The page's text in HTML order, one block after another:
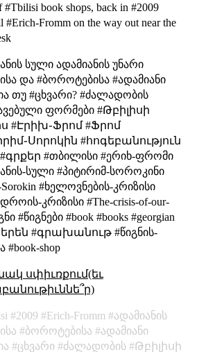
#Tbilisi book shops, back in #2009
#Erich-Fromm on the way out near the
სულიადამიანის უნარი
და#ბოროტებისა#ადამიანი
თუ #ცხვარი?#ძალადობის
ფორმები #Թբիլիսի
#Էրիխ֊Ֆրոմ #Ֆրոմ
#հոգեբանություն
#თბილისი #ერიხ-ფრომი
სული #პიტირიმ-სოროკინი
Sorokin #ხელოვნების-კრიზისი
დროის-კრიზისი #The-crisis-of-our-
#წიგნები #book #books #georgian
#գրախանութ #წიგნის-
#book-shop
սփիւռքում(եւ
2009 Erich-Fromm
ადამიანის
ბოროტებისა
ადამიანი
ცხვარი ძალადობის Թբիլիսի